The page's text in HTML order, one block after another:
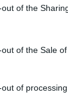
of the
of the Sale
of